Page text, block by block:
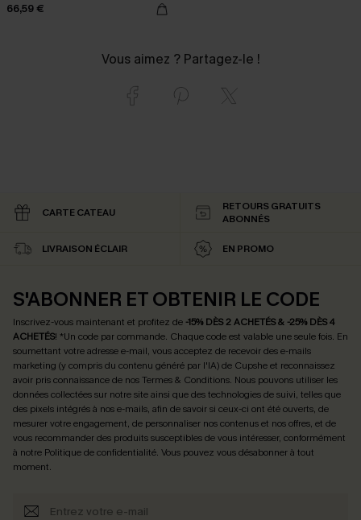
66,59 €
Vous aimez ? Partagez-le !
CARTE CATEAU
RETOURS GRATUITS
ABONNÉS
LIVRAISON ÉCLAIR EN PROMO
S'ABONNER ET OBTENIR LE CODE
Inscrivez-vous maintenant et profitez de -15% DÈS 2 ACHETÉS & -25% DÈS 4
ACHETÉS! *Un code par commande. Chaque code est valable une seule fois. En
soumettant votre adresse e-mail, vous acceptez de recevoir des e-mails
marketing (y compris du contenu généré par l'IA) de Cupshe et reconnaissez
avoir pris connaissance de nosTermes & Conditions. Nous pouvons utiliser les
données collectées sur notre site ainsi que des technologies de suivi, telles que
des pixels intégrés à nos e-mails, afin de savoir si ceux-ci ont été ouverts, de
mesurer votre engagement, de personnaliser nos contenus et nos offres, et de
vous recommander des produits susceptibles de vous intéresser, conformément
à notre Politique de confidentialité. Vous pouvez vous désabonner à tout
moment.